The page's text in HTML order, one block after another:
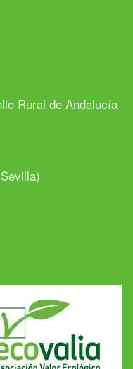
Rural de Andalucía